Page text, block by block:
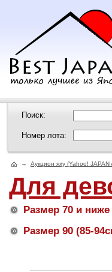
Поиск:
Номер лота:
→ Аукцион яху (Yahoo! JAPAN
Для
Размер 70 и
Размер 90 (85-